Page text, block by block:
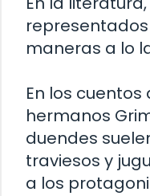
maneras a lo
En los
hermanos
duendes
traviesos y
a los